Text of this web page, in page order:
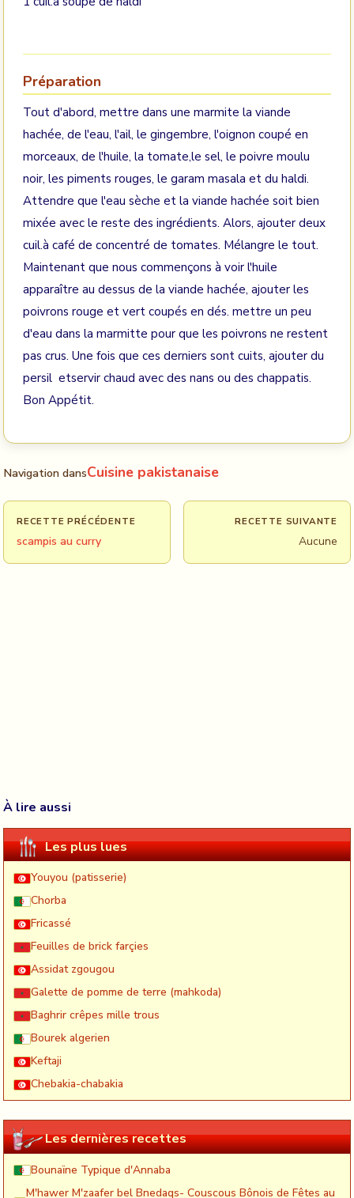
Préparation
Tout d'abord, mettre dans une marmite la viande
hachée, de l'eau, l'ail, le gingembre, l'oignon coupé en
morceaux, de l'huile, la tomate,le sel, le poivre moulu
noir, les piments rouges, le garam masala et du haldi.
Attendre que l'eau sèche et la viande hachée soit bien
mixée avec le reste des ingrédients. Alors, ajouter deux
cuil.à café de concentré de tomates. Mélangre le tout.
Maintenant que nous commençons à voir l'huile
apparaître au dessus de la viande hachée, ajouter les
poivrons rouge et vert coupés en dés. mettre un peu
d'eau dans la marmitte pour que les poivrons ne restent
pas crus. Une fois que ces derniers sont cuits, ajouter du
persil etservir chaud avec des nans ou des chappatis.
Bon Appétit.
Navigation dansCuisine pakistanaise
RECETTE PRÉCÉDENTE
scampis au curry
RECETTE SUIVANTE
Aucune
À lire aussi
Les plus lues
Youyou (patisserie)
Chorba
Fricassé
Feuilles de brick farçies
Assidat zgougou
Galette de pomme de terre (mahkoda)
Baghrir crêpes mille trous
Bourek algerien
Keftaji
Chebakia-chabakia
Les dernières recettes
Bounaïne Typique d'Annaba
M'hawer M'zaafer bel Bnedaqs- Couscous Bônois de Fêtes au